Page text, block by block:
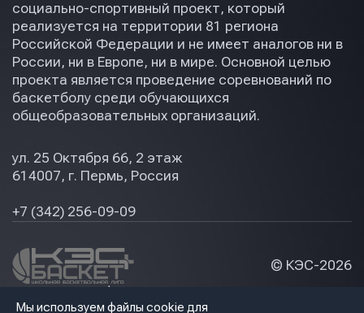
социально-спортивный проект, который
реализуется на территории 81 региона
Российской Федерации и не имеет аналогов ни в
России, ни в Европе, ни в мире. Основной целью
проекта является проведение соревнований по
баскетболу среди обучающихся
общеобразовательных организаций.
ул. 25 Октября 66, 2 этаж
614007, г. Пермь, Россия
+7 (342) 256-09-09
© КЭС-2026
Политика конфидециальности
Мы используем файлы cookie для